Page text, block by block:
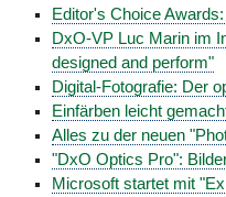
Editor's Choice
DxO-VP Luc Marin im
designed and perform"
Digital-Fotografie: Der
Einfärben leicht
Alles zu der neuen
"DxO Optics Pro":
Microsoft startet mit